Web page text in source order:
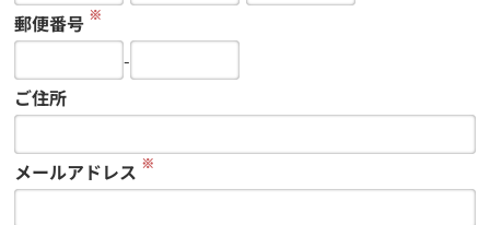
郵便番号 ※
-
ご住所
メールアドレス ※